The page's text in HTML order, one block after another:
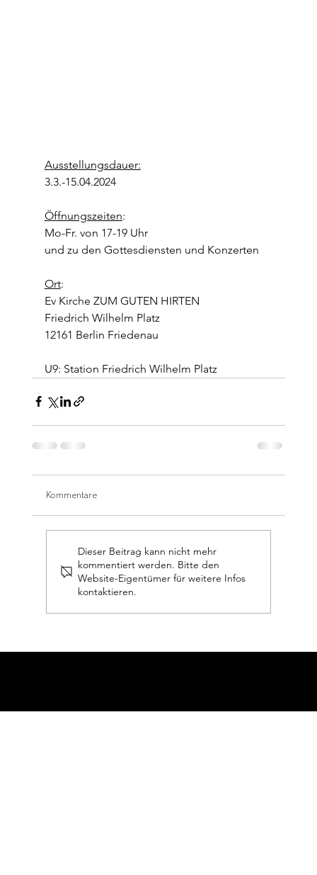
Ausstellungsdauer:
3.3.-15.04.2024
Öffnungszeiten:
Mo-Fr. von 17-19 Uhr
und zu den Gottesdiensten und Konzerten
Ort:
Ev Kirche ZUM GUTEN HIRTEN
Friedrich Wilhelm Platz
12161 Berlin Friedenau
U9: Station Friedrich Wilhelm Platz
Kommentare
Dieser Beitrag kann nicht mehr
kommentiert werden. Bitte den
Website-Eigentümer für weitere Infos
kontaktieren.